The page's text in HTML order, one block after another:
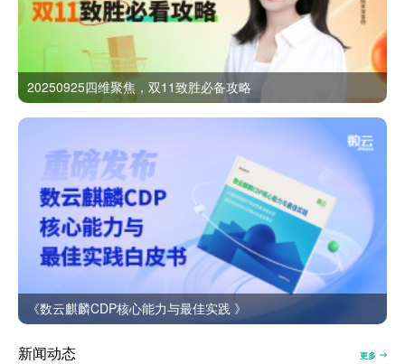
20250925四维聚焦，双11致胜必备攻略
《数云麒麟CDP核心能力与最佳实践 》
新闻动态 更多